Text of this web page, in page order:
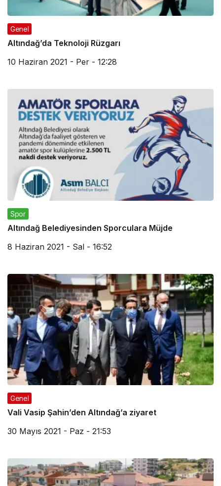
Genel
Altındağ’da Teknoloji Rüzgarı
10 Haziran 2021 - Per - 12:28
Spor
Altındağ Belediyesinden Sporculara Müjde
8 Haziran 2021 - Sal - 16:52
Genel
Vali Vasip Şahin’den Altındağ’a ziyaret
30 Mayıs 2021 - Paz - 21:53